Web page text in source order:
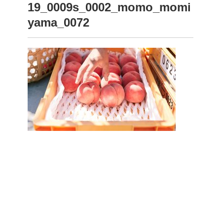
19_0009s_0002_momo_momi
yama_0072